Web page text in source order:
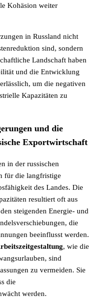
Kohäsion weiter
in Russland nicht
sind, sondern
Landschaft haben
und die Entwicklung
um die negativen
Kapazitäten zu
und die
Exportwirtschaft
in der russischen
für die langfristige
des Landes. Die
resultiert oft aus
steigenden Energie- und
die
beeinflusst werden.
, wie die
sind
zu vermeiden. Sie
die
werden.